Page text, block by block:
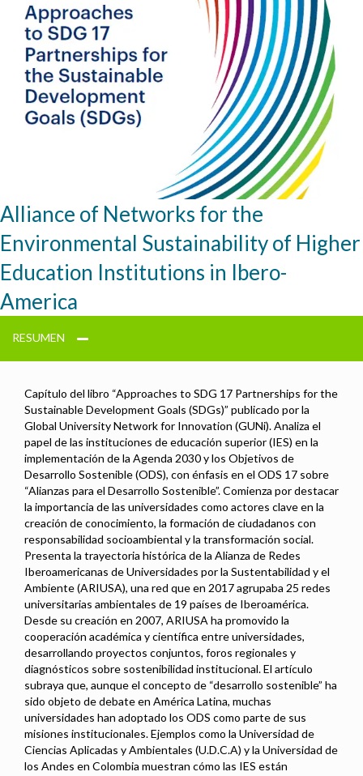
Alliance of Networks for the
Environmental Sustainability of Higher
Education Institutions in Ibero-
America
RESUMEN
Capítulo del libro “Approaches to SDG 17 Partnerships for the
Sustainable Development Goals (SDGs)” publicado por la
Global University Network for Innovation (GUNi). Analiza el
papel de las instituciones de educación superior (IES) en la
implementación de la Agenda 2030 y los Objetivos de
Desarrollo Sostenible (ODS), con énfasis en el ODS 17 sobre
“Alianzas para el Desarrollo Sostenible”. Comienza por destacar
la importancia de las universidades como actores clave en la
creación de conocimiento, la formación de ciudadanos con
responsabilidad socioambiental y la transformación social.
Presenta la trayectoria histórica de la Alianza de Redes
Iberoamericanas de Universidades por la Sustentabilidad y el
Ambiente (ARIUSA), una red que en 2017 agrupaba 25 redes
universitarias ambientales de 19 países de Iberoamérica.
Desde su creación en 2007, ARIUSA ha promovido la
cooperación académica y científica entre universidades,
desarrollando proyectos conjuntos, foros regionales y
diagnósticos sobre sostenibilidad institucional. El artículo
subraya que, aunque el concepto de “desarrollo sostenible” ha
sido objeto de debate en América Latina, muchas
universidades han adoptado los ODS como parte de sus
misiones institucionales. Ejemplos como la Universidad de
Ciencias Aplicadas y Ambientales (U.D.C.A) y la Universidad de
los Andes en Colombia muestran cómo las IES están